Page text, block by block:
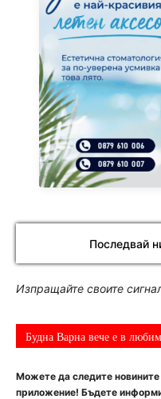
Последвай
Изпращайте своите
Будна Варна вече е в
Можете да следите
приложение! Бъдете